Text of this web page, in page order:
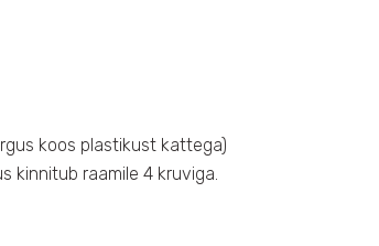
koos plastikust kattega)
kinnitub raamile 4 kruviga.